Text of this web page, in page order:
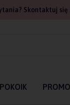
Skontaktuj się
POKOIK